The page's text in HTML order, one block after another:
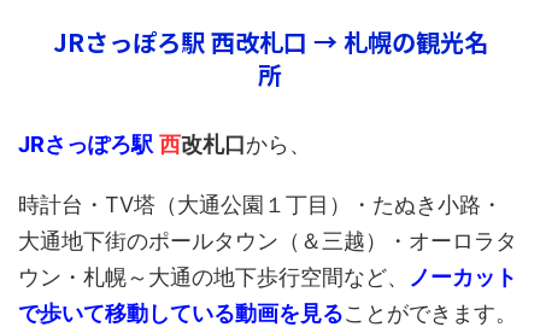
JRさっぽろ駅 西改札口 → 札幌の観光名
所
JRさっぽろ駅 西改札口から、
時計台・TV塔（大通公園１丁目）・たぬき小路・
大通地下街のポールタウン（＆三越）・オーロラタ
ウン・札幌～大通の地下歩行空間など、
ノーカット
で歩いて移動している動画を見ることができます。